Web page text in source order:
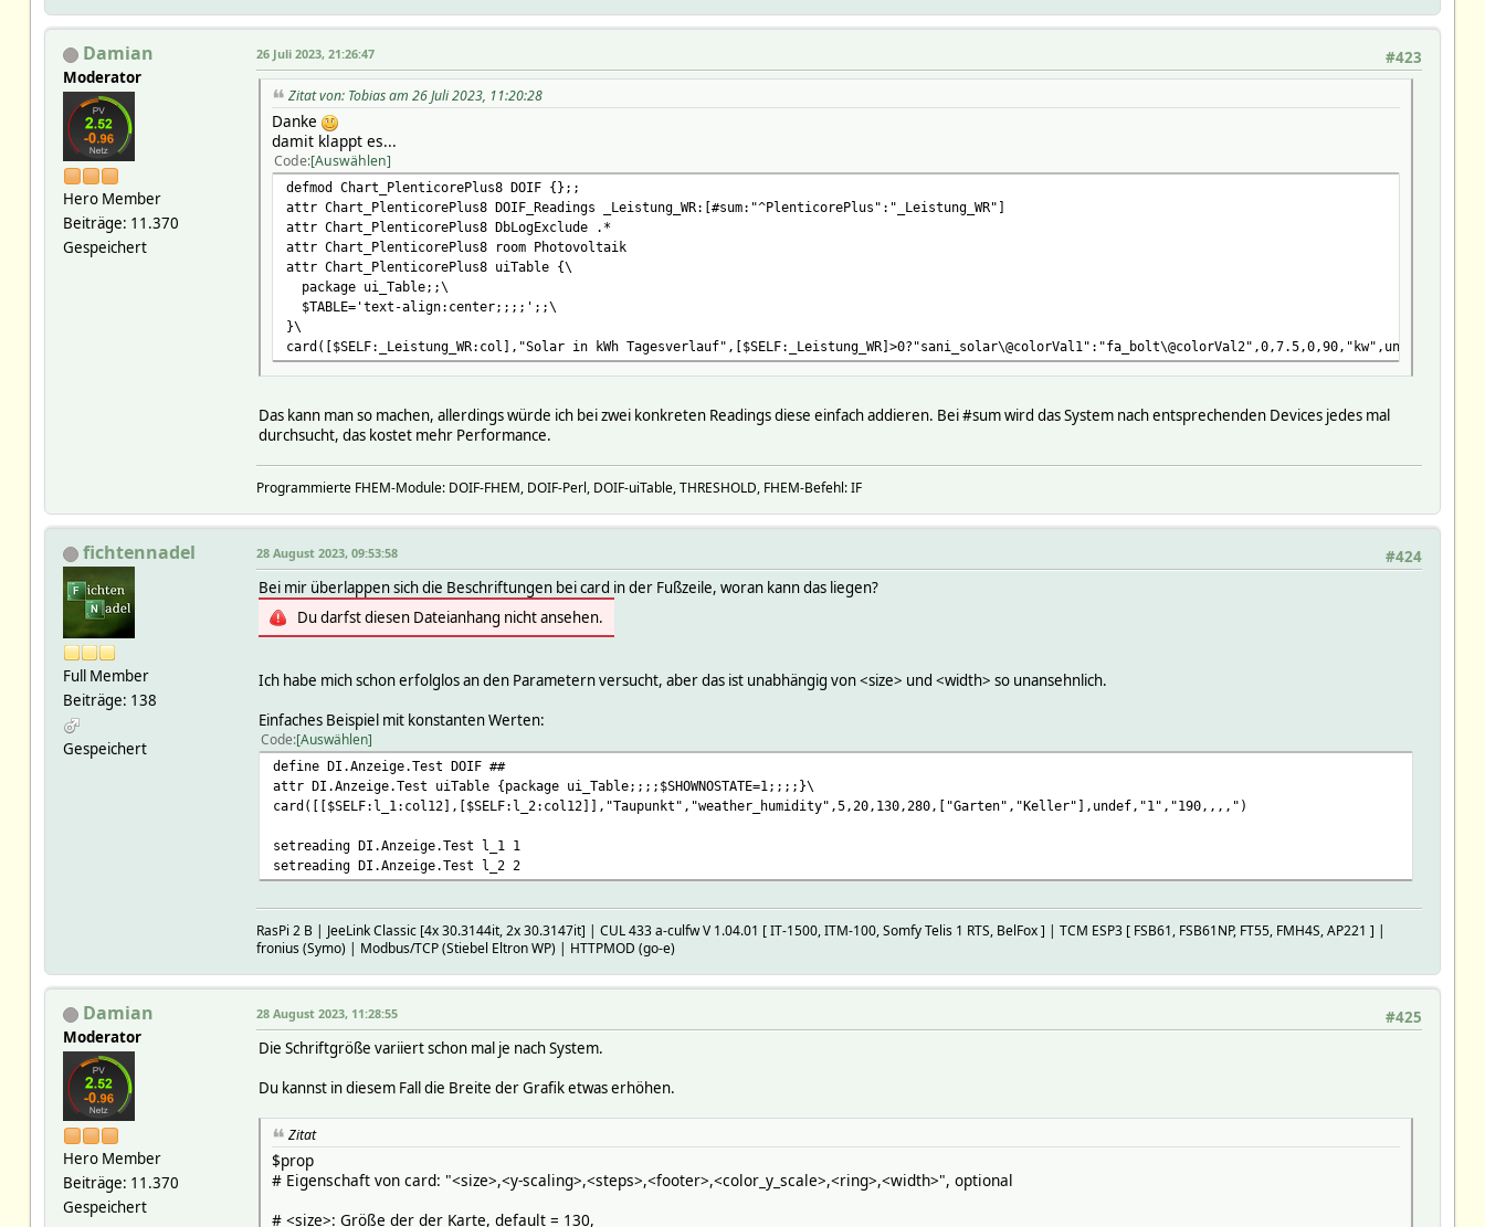
Damian
Moderator
Hero Member
Beiträge: 11.370
Gespeichert
#423
26 Juli 2023, 21:26:47
Zitat von: Tobias am 26 Juli 2023, 11:20:28
Danke
damit klappt es...
Code Auswählen
defmod Chart_PlenticorePlus8 DOIF {};;
attr Chart_PlenticorePlus8 DOIF_Readings _Leistung_WR:[#sum:"^PlenticorePlus":"_Leistung_WR"]
attr Chart_PlenticorePlus8 DbLogExclude .*
attr Chart_PlenticorePlus8 room Photovoltaik
attr Chart_PlenticorePlus8 uiTable {\
package ui_Table;;\
$TABLE='text-align:center;;;;';;\
}\
card([$SELF:_Leistung_WR:col],"Solar in kWh
Das kann man so machen, allerdings würde ich bei zwei konkreten Readings diese einfach addieren. Bei #sum wird das System nach entsprechenden Devices jedes mal
durchsucht, das kostet mehr Performance.
Programmierte FHEM-Module: DOIF-FHEM, DOIF-Perl, DOIF-uiTable, THRESHOLD, FHEM-Befehl: IF
fichtennadel
Full Member
Beiträge: 138
Gespeichert
#424
28 August 2023, 09:53:58
Bei mir überlappen sich die Beschriftungen bei card in der Fußzeile, woran kann das liegen?
Du darfst diesen Dateianhang nicht ansehen.
Ich habe mich schon erfolglos an den Parametern versucht, aber das ist unabhängig von <size> und <width> so unansehnlich.
Einfaches Beispiel mit konstanten Werten:
Code Auswählen
define DI.Anzeige.Test DOIF ##
attr DI.Anzeige.Test uiTable {package ui_Table;;;;$SHOWNOSTATE=1;;;;}\
card([[$SELF:l_1:col12],[$SELF:l_2:col12]],"Taupunkt","weather_humidity",5,20,130,280,["Garten","Keller"],undef,"1","190,,,,")
setreading DI.Anzeige.Test l_1 1
setreading DI.Anzeige.Test l_2 2
RasPi 2 B | JeeLink Classic [4x 30.3144it, 2x 30.3147it] | CUL 433 a-culfw V 1.04.01 [ IT-1500, ITM-100, Somfy Telis 1 RTS, BelFox ] | TCM ESP3 [ FSB61, FSB61NP, FT55, FMH4S, AP221 ] |
fronius (Symo) | Modbus/TCP (Stiebel Eltron WP) | HTTPMOD (go-e)
Damian
Moderator
Hero Member
Beiträge: 11.370
Gespeichert
#425
28 August 2023, 11:28:55
Die Schriftgröße variiert schon mal je nach System.
Du kannst in diesem Fall die Breite der Grafik etwas erhöhen.
Zitat
$prop
# Eigenschaft von card: "<size>,<y-scaling>,<steps>,<footer>,<color_y_scale>,<ring>,<width>", optional
# <size>: Größe der der Karte, default = 130,